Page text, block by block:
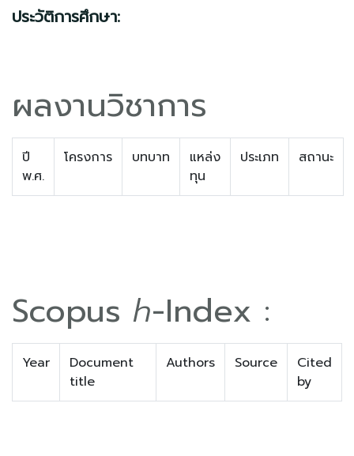
ประวัติการศึกษา:
ผลงานวิชาการ
ปี
พ.ศ.
โครงการ บทบาท
แหล่ง
ทุน
ประเภท สถานะ
Scopus h-Index :
Year
Document
title
Authors Source
Cited
by